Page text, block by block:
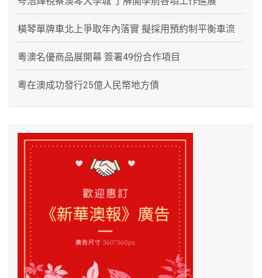
橫琴單牌車北上爭取年內落實 擬採用預約制平衡車流
粵澳名優商品展開幕 簽署49份合作項目
粵在澳成功發行25億人民幣地方債